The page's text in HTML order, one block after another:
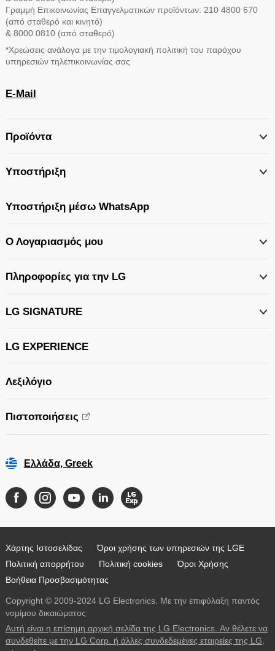
Γραμμή Eπικοινωνίας Επαγγελματικών προϊόντων: 210 4800 670
(από σταθερό και κινητό)
& 8000 0810 (από σταθερό)
*Χρεώσεις ανάλογα με την τιμολογιακή πολιτική του παρόχου
υπηρεσιών τηλεπικοινωνίας σας
E-Mail
Προϊόντα
Υποστήριξη
Υποστήριξη μέσω WhatsApp
Ο Λογαριασμός μου
Πληροφορίες για την LG
LG SIGNATURE
LG EXPERIENCE
Λεξιλόγιο
Πιστοποιήσεις
Ελλάδα, Greek
Χάρτης Ιστοσελίδας
Όροι χρήσης των υπηρεσιών της LGE
Πολιτική απορρήτου
Πολιτική cookies
Όροι Χρήσης
Βοήθεια Προσβασιμότητας
Copyright © 2009-2024 LG Electronics. Με την επιφύλαξη παντός
νομίμου δικαιώματος
Αυτή είναι η επίσημη αρχική σελίδα της LG Electronics. Αν θέλετε να
συνδεθείτε με την LG Corp. ή άλλες συνδεδεμένες εταιρείες της LG,